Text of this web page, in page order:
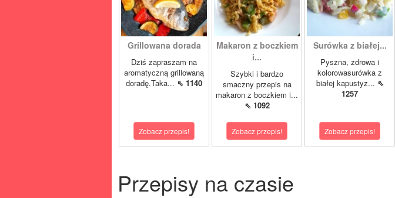
Grillowana dorada
Dziś zapraszam na
aromatyczną grillowaną
doradę.Taka... ⇖ 1140
Zobacz przepis!
Makaron z boczkiem
i...
Szybki i bardzo
smaczny przepis na
makaron z boczkiem i...
⇖ 1092
Zobacz przepis!
Surówka z białej...
Pyszna, zdrowa i
kolorowasurówka z
białej kapustyz... ⇖
1257
Zobacz przepis!
Przepisy na czasie